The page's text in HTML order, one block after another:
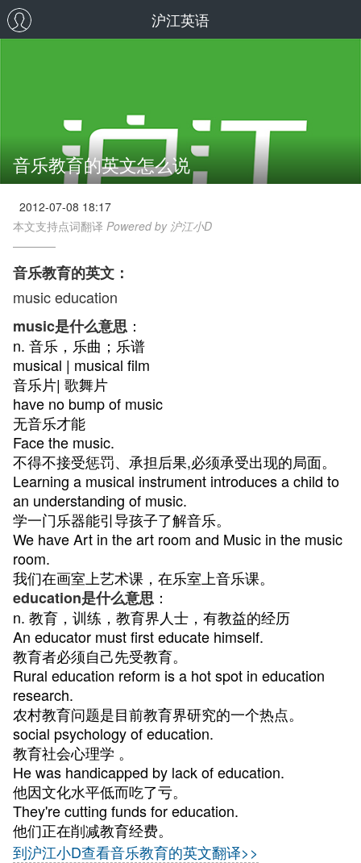
沪江英语
音乐教育的英文怎么说
2012-07-08 18:17
本文支持点词翻译 Powered by 沪江小D
音乐教育的英文：
music education
music是什么意思 ：
n. 音乐，乐曲；乐谱
musical | musical film
音乐片| 歌舞片
have no bump of music
无音乐才能
Face the music.
不得不接受惩罚、承担后果,必须承受出现的局面。
Learning a musical instrument introduces a child to
an understanding of music.
学一门乐器能引导孩子了解音乐。
We have Art in the art room and Music in the music
room.
我们在画室上艺术课，在乐室上音乐课。
education是什么意思 ：
n. 教育，训练，教育界人士，有教益的经历
An educator must first educate himself.
教育者必须自己先受教育。
Rural education reform is a hot spot in education
research.
农村教育问题是目前教育界研究的一个热点。
social psychology of education.
教育社会心理学 。
He was handicapped by lack of education.
他因文化水平低而吃了亏。
They're cutting funds for education.
他们正在削减教育经费。
到沪江小D查看音乐教育的英文翻译>>